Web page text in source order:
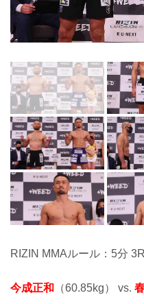
RIZIN MMAルール：5分
今成正和 （60.85kg） vs.